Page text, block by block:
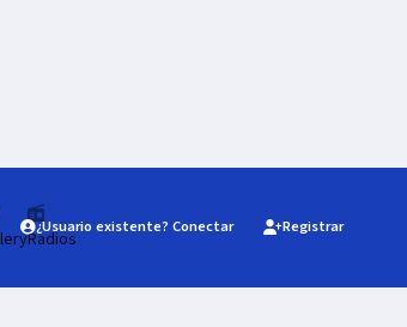
Radios
¿Usuario existente? Conectar Registrar